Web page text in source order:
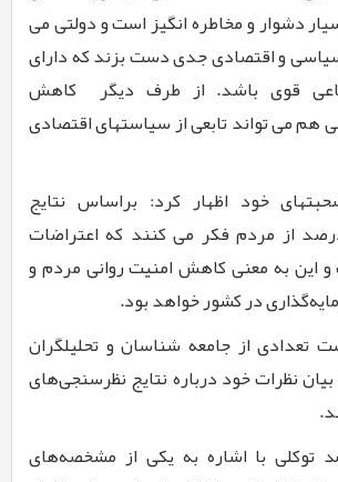
دشوار و مخاطره انگیز است و دولتی می
و اقتصادی جدی دست بزند که دارای
قوی باشد. از طرف دیگر کاهش
هم می تواند تابعی از سیاستهای اقتصادی
خود اظهار کرد: براساس نتایج
از مردم فکر می کنند که اعتراضات
و این به معنی کاهش امنیت روانی مردم و
در کشور خواهد بود.
تعدادی از جامعه شناسان و تحلیلگران
نظرات خود درباره نتایج نظرسنجی‌های
توکلی با اشاره به یکی از مشخصه‌های